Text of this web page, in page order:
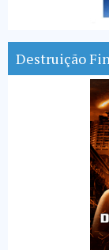
Destruição